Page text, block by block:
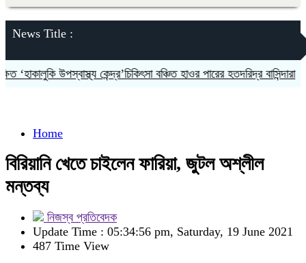
News Title :
উপস্বাস্থ্য কেন্দ্র’চিকিৎসা বঞ্চিত হাওর পারের হতদরিদ্র বাসিন্দারা
Home
বিরিয়ানি খেতে চাইলেন ফারিয়া, জুটল অশ্লীল
মন্তব্য
নিজস্ব প্রতিবেদক
Update Time : 05:34:56 pm, Saturday, 19 June 2021
487 Time View